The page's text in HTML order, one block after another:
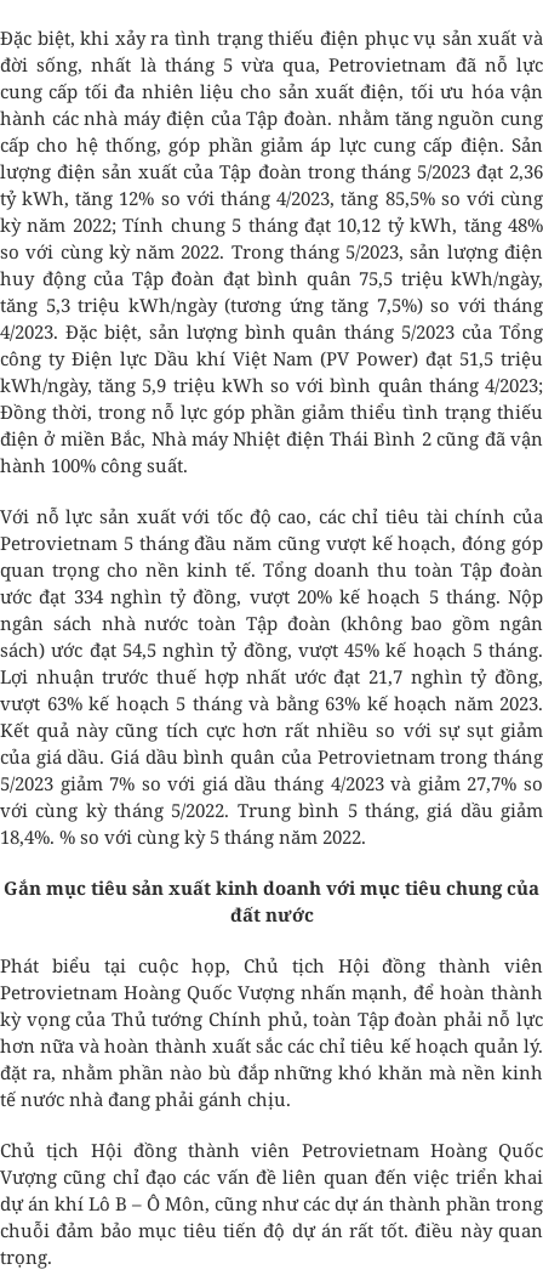
Đặc biệt, khi xảy ra tình trạng thiếu điện phục vụ sản xuất và
đời sống, nhất là tháng 5 vừa qua, Petrovietnam đã nỗ lực
cung cấp tối đa nhiên liệu cho sản xuất điện, tối ưu hóa vận
hành các nhà máy điện của Tập đoàn. nhằm tăng nguồn cung
cấp cho hệ thống, góp phần giảm áp lực cung cấp điện. Sản
lượng điện sản xuất của Tập đoàn trong tháng 5/2023 đạt 2,36
tỷ kWh, tăng 12% so với tháng 4/2023, tăng 85,5% so với cùng
kỳ năm 2022; Tính chung 5 tháng đạt 10,12 tỷ kWh, tăng 48%
so với cùng kỳ năm 2022. Trong tháng 5/2023, sản lượng điện
huy động của Tập đoàn đạt bình quân 75,5 triệu kWh/ngày,
tăng 5,3 triệu kWh/ngày (tương ứng tăng 7,5%) so với tháng
4/2023. Đặc biệt, sản lượng bình quân tháng 5/2023 của Tổng
công ty Điện lực Dầu khí Việt Nam (PV Power) đạt 51,5 triệu
kWh/ngày, tăng 5,9 triệu kWh so với bình quân tháng 4/2023;
Đồng thời, trong nỗ lực góp phần giảm thiểu tình trạng thiếu
điện ở miền Bắc, Nhà máy Nhiệt điện Thái Bình 2 cũng đã vận
hành 100% công suất.
Với nỗ lực sản xuất với tốc độ cao, các chỉ tiêu tài chính của
Petrovietnam 5 tháng đầu năm cũng vượt kế hoạch, đóng góp
quan trọng cho nền kinh tế. Tổng doanh thu toàn Tập đoàn
ước đạt 334 nghìn tỷ đồng, vượt 20% kế hoạch 5 tháng. Nộp
ngân sách nhà nước toàn Tập đoàn (không bao gồm ngân
sách) ước đạt 54,5 nghìn tỷ đồng, vượt 45% kế hoạch 5 tháng.
Lợi nhuận trước thuế hợp nhất ước đạt 21,7 nghìn tỷ đồng,
vượt 63% kế hoạch 5 tháng và bằng 63% kế hoạch năm 2023.
Kết quả này cũng tích cực hơn rất nhiều so với sự sụt giảm
của giá dầu. Giá dầu bình quân của Petrovietnam trong tháng
5/2023 giảm 7% so với giá dầu tháng 4/2023 và giảm 27,7% so
với cùng kỳ tháng 5/2022. Trung bình 5 tháng, giá dầu giảm
18,4%. % so với cùng kỳ 5 tháng năm 2022.
Gắn mục tiêu sản xuất kinh doanh với mục tiêu chung của
đất nước
Phát biểu tại cuộc họp, Chủ tịch Hội đồng thành viên
Petrovietnam Hoàng Quốc Vượng nhấn mạnh, để hoàn thành
kỳ vọng của Thủ tướng Chính phủ, toàn Tập đoàn phải nỗ lực
hơn nữa và hoàn thành xuất sắc các chỉ tiêu kế hoạch quản lý.
đặt ra, nhằm phần nào bù đắp những khó khăn mà nền kinh
tế nước nhà đang phải gánh chịu.
Chủ tịch Hội đồng thành viên Petrovietnam Hoàng Quốc
Vượng cũng chỉ đạo các vấn đề liên quan đến việc triển khai
dự án khí Lô B – Ô Môn, cũng như các dự án thành phần trong
chuỗi đảm bảo mục tiêu tiến độ dự án rất tốt. điều này quan
trọng.